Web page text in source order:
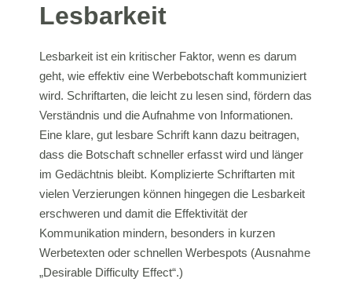
Lesbarkeit
Lesbarkeit ist ein kritischer Faktor, wenn es darum
geht, wie effektiv eine Werbebotschaft kommuniziert
wird. Schriftarten, die leicht zu lesen sind, fördern das
Verständnis und die Aufnahme von Informationen.
Eine klare, gut lesbare Schrift kann dazu beitragen,
dass die Botschaft schneller erfasst wird und länger
im Gedächtnis bleibt. Komplizierte Schriftarten mit
vielen Verzierungen können hingegen die Lesbarkeit
erschweren und damit die Effektivität der
Kommunikation mindern, besonders in kurzen
Werbetexten oder schnellen Werbespots (Ausnahme
„Desirable Difficulty Effect“.)